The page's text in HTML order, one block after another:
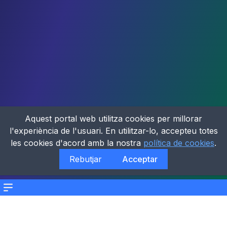
Menu
Aquest portal web utilitza cookies per millorar
l'experiència de l'usuari. En utilitzar-lo, accepteu totes
les cookies d'acord amb la nostra política de cookies.
Rebutjar
Acceptar